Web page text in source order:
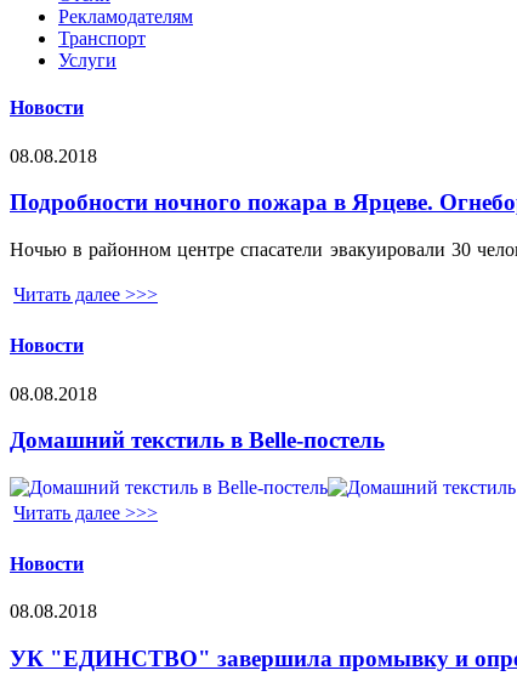
Рекламодателям
Транспорт
Услуги
Новости
08.08.2018
Подробности ночного пожара в Ярцеве.
Ночью в районном центре спасатели эвакуировали 30
Читать далее >>>
Новости
08.08.2018
Домашний текстиль в Belle-постель
Читать далее >>>
Новости
08.08.2018
УК "ЕДИНСТВО" завершила промывку и